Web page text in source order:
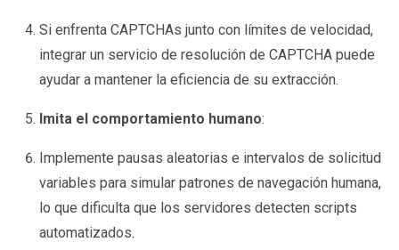
Si enfrenta CAPTCHAs junto con límites de velocidad,
integrar un servicio de resolución de CAPTCHA puede
ayudar a mantener la eficiencia de su extracción.
Imita el comportamiento humano:
Implemente pausas aleatorias e intervalos de solicitud
variables para simular patrones de navegación humana,
lo que dificulta que los servidores detecten scripts
automatizados.